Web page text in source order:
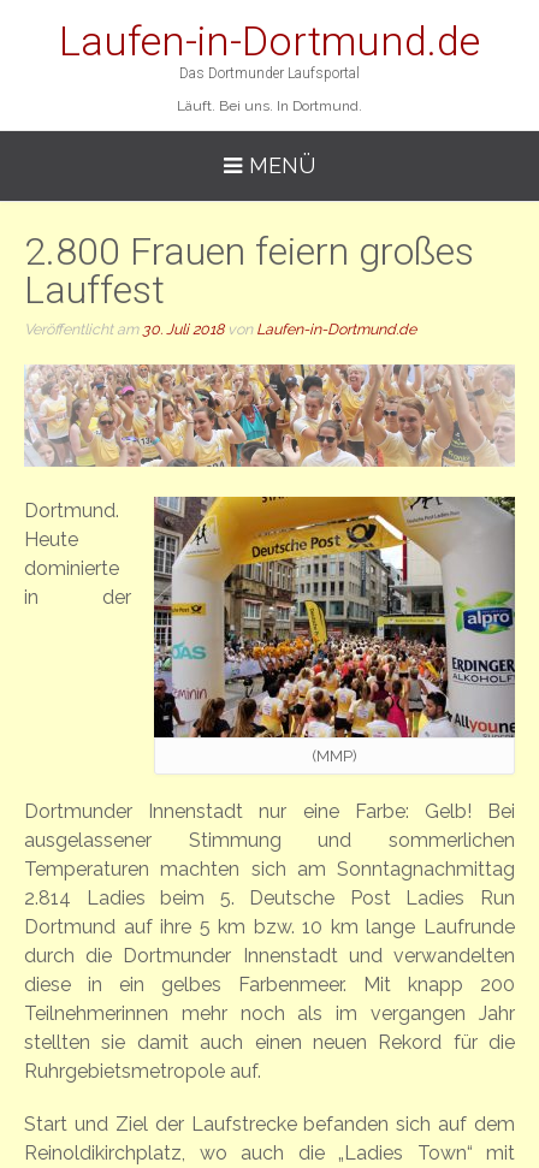
Laufen-in-Dortmund.de
Das Dortmunder Laufsportal
Läuft. Bei uns. In Dortmund.
MENÜ
2.800 Frauen feiern großes
Lauffest
Veröffentlicht am 30. Juli 2018von Laufen-in-Dortmund.de
(MMP)
Dortmund.
Heute
dominierte
in der
Dortmunder Innenstadt nur eine Farbe: Gelb! Bei
ausgelassener Stimmung und sommerlichen
Temperaturen machten sich am Sonntagnachmittag
2.814 Ladies beim 5. Deutsche Post Ladies Run
Dortmund auf ihre 5 km bzw. 10 km lange Laufrunde
durch die Dortmunder Innenstadt und verwandelten
diese in ein gelbes Farbenmeer. Mit knapp 200
Teilnehmerinnen mehr noch als im vergangen Jahr
stellten sie damit auch einen neuen Rekord für die
Ruhrgebietsmetropole auf.
Start und Ziel der Laufstrecke befanden sich auf dem
Reinoldikirchplatz, wo auch die „Ladies Town“ mit